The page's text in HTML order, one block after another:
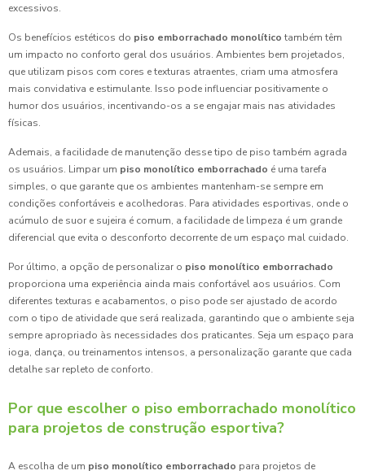
excessivos.
Os benefícios estéticos do piso emborrachado monolítico também têm
um impacto no conforto geral dos usuários. Ambientes bem projetados,
que utilizam pisos com cores e texturas atraentes, criam uma atmosfera
mais convidativa e estimulante. Isso pode influenciar positivamente o
humor dos usuários, incentivando-os a se engajar mais nas atividades
físicas.
Ademais, a facilidade de manutenção desse tipo de piso também agrada
os usuários. Limpar um piso monolítico emborrachado é uma tarefa
simples, o que garante que os ambientes mantenham-se sempre em
condições confortáveis e acolhedoras. Para atividades esportivas, onde o
acúmulo de suor e sujeira é comum, a facilidade de limpeza é um grande
diferencial que evita o desconforto decorrente de um espaço mal cuidado.
Por último, a opção de personalizar o piso monolítico emborrachado
proporciona uma experiência ainda mais confortável aos usuários. Com
diferentes texturas e acabamentos, o piso pode ser ajustado de acordo
com o tipo de atividade que será realizada, garantindo que o ambiente seja
sempre apropriado às necessidades dos praticantes. Seja um espaço para
ioga, dança, ou treinamentos intensos, a personalização garante que cada
detalhe sar repleto de conforto.
Por que escolher o piso emborrachado monolítico
para projetos de construção esportiva?
A escolha de um piso monolítico emborrachado para projetos de